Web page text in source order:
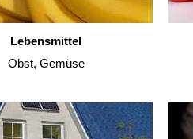
Lebensmittel
Obst, Gemüse